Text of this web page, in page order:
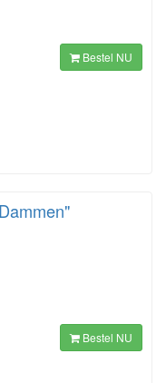
Bestel NU
Bestel NU